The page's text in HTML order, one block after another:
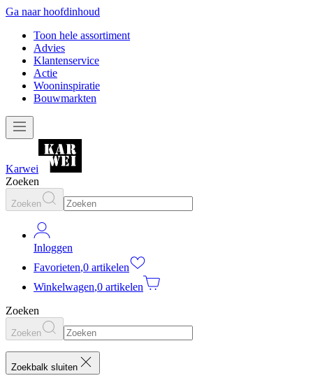
Ga naar hoofdinhoud
Toon hele assortiment
Advies
Klantenservice
Actie
Wooninspiratie
Bouwmarkten
Karwei
Zoeken
Zoeken
Inloggen
Favorieten,0 artikelen
Winkelwagen,0 artikelen
Zoeken
Zoeken
Zoekbalk sluiten